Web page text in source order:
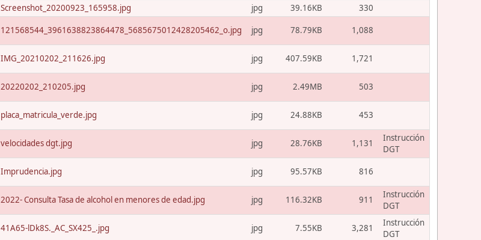
Screenshot_20200923_165958.jpg jpg 39.16KB
330
121568544_3961638823864478_5685675012428205462_o.jpg jpg 78.79KB 1,088
IMG_20210202_211626.jpg jpg 407.59KB 1,721
20220202_210205.jpg jpg 2.49MB 503
placa_matricula_verde.jpg jpg 24.88KB 453
velocidades dgt.jpg jpg 28.76KB 1,131
Instrucción
DGT
Imprudencia.jpg jpg 95.57KB 816
2022- Consulta Tasa de alcohol en menores de edad.jpg jpg 116.32KB 911
Instrucción
DGT
41A65-lDk8S._AC_SX425_.jpg jpg 7.55KB 3,281
Instrucción
DGT